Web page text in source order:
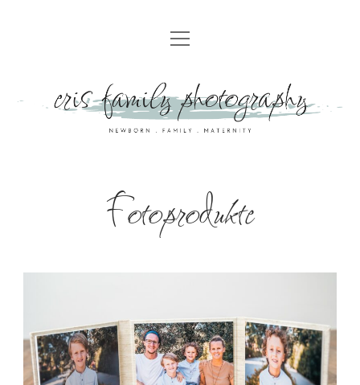
HOME
UNSER ANGEBOT
NEUGEBORENENFOTOGRAFIE
CAKE SMASH- UND GEBURTSTAGSSHOOTING
KINDERPARTY
STYLE & SHOOT
STYLING
PREISE
TIPPS ZUR KLEIDERWAHL FÜR EUER FAMILIENSHOOTING
UNSER STUDIO
FAQ UND BUCHUNGSINFORMATIONEN
IMPRESSUM
ALLGEMEINE GESCHÄFTSBEDINGUNGEN
Fotoprodukte